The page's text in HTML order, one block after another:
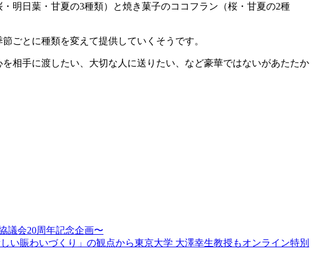
明日葉・甘夏の3種類）と焼き菓子のココフラン（桜・甘夏の2種
ごとに種類を変えて提供していくそうです。
相手に渡したい、大切な人に送りたい、など豪華ではないがあたたか
議会20周年記念企画〜
い賑わいづくり」の観点から東京大学 大澤幸生教授もオンライン特別